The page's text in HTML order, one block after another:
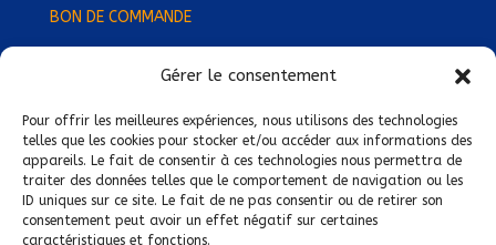
Gérer le consentement
Pour offrir les meilleures expériences, nous utilisons des technologies
telles que les cookies pour stocker et/ou accéder aux informations des
appareils. Le fait de consentir à ces technologies nous permettra de
traiter des données telles que le comportement de navigation ou les
ID uniques sur ce site. Le fait de ne pas consentir ou de retirer son
consentement peut avoir un effet négatif sur certaines
caractéristiques et fonctions.
BON DE COMMANDE
Devenez Délégué·e Régional·e !
Trouvez-nous près de chez vous !
Mentions légales
Conditions générales de vente